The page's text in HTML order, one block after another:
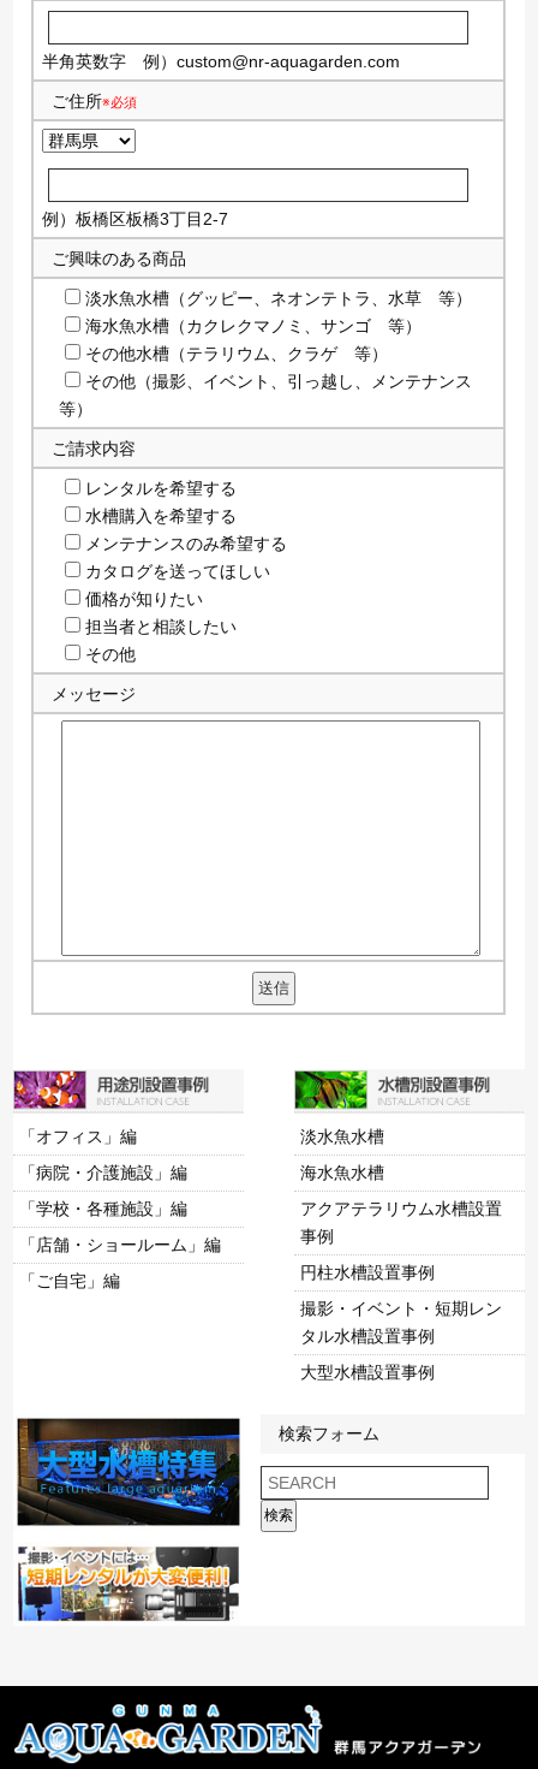
半角英数字 例）custom@nr-aquagarden.com
ご住所※必須
例）板橋区板橋3丁目2-7
ご興味のある商品
淡水魚水槽（グッピー、ネオンテトラ、水草 等）
海水魚水槽（カクレクマノミ、サンゴ 等）
その他水槽（テラリウム、クラゲ 等）
その他（撮影、イベント、引っ越し、メンテナンス
等）
ご請求内容
レンタルを希望する
水槽購入を希望する
メンテナンスのみ希望する
カタログを送ってほしい
価格が知りたい
担当者と相談したい
その他
メッセージ
「オフィス」編
「病院・介護施設」編
「学校・各種施設」編
「店舗・ショールーム」編
「ご自宅」編
淡水魚水槽
海水魚水槽
アクアテラリウム水槽設置
事例
円柱水槽設置事例
撮影・イベント・短期レン
タル水槽設置事例
大型水槽設置事例
検索フォーム
検索